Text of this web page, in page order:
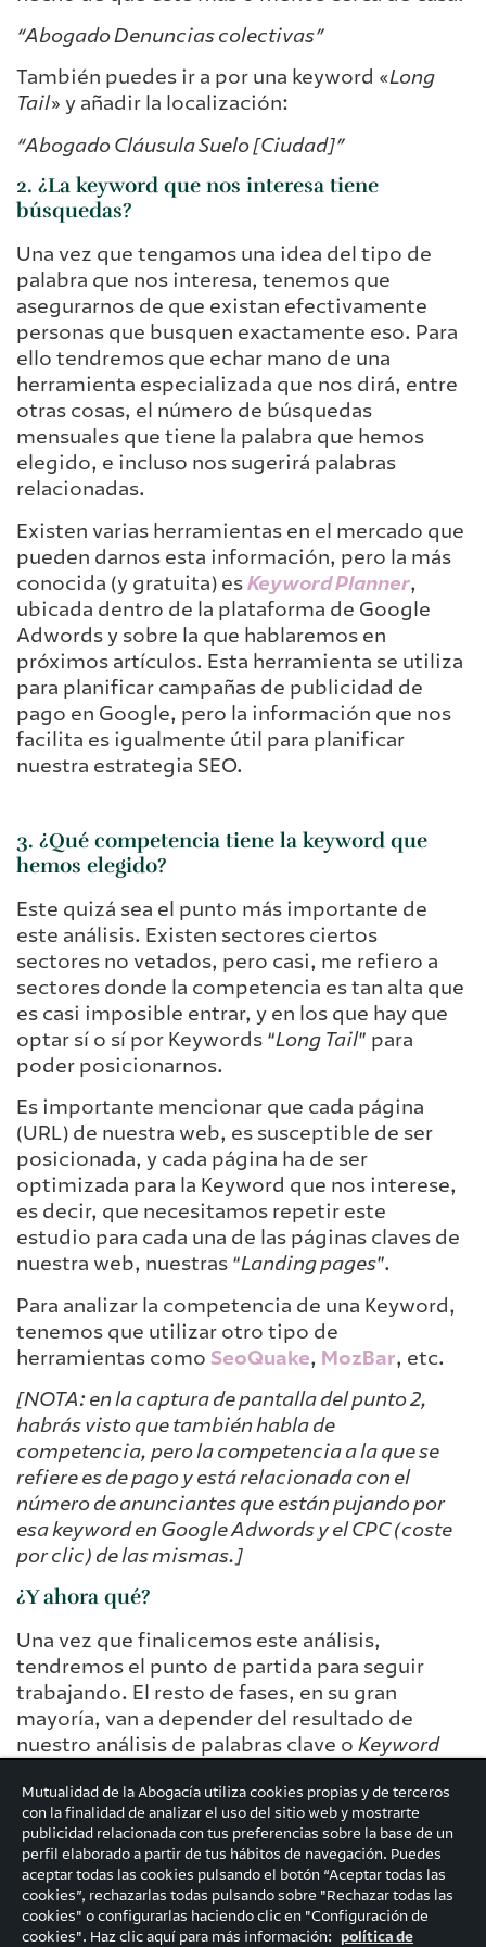
“Abogado Denuncias colectivas”
También puedes ir a por una keyword «Long
Tail» y añadir la localización:
“Abogado Cláusula Suelo [Ciudad]”
2. ¿La keyword que nos interesa tiene
búsquedas?
Una vez que tengamos una idea del tipo de
palabra que nos interesa, tenemos que
asegurarnos de que existan efectivamente
personas que busquen exactamente eso. Para
ello tendremos que echar mano de una
herramienta especializada que nos dirá, entre
otras cosas, el número de búsquedas
mensuales que tiene la palabra que hemos
elegido, e incluso nos sugerirá palabras
relacionadas.
Existen varias herramientas en el mercado que
pueden darnos esta información, pero la más
conocida (y gratuita) esKeyword Planner,
ubicada dentro de la plataforma de Google
Adwords y sobre la que hablaremos en
próximos artículos. Esta herramienta se utiliza
para planificar campañas de publicidad de
pago en Google, pero la información que nos
facilita es igualmente útil para planificar
nuestra estrategia SEO.
3. ¿Qué competencia tiene la keyword que
hemos elegido?
Este quizá sea el punto más importante de
este análisis. Existen sectores ciertos
sectores no vetados, pero casi, me refiero a
sectores donde la competencia es tan alta que
es casi imposible entrar, y en los que hay que
optar sí o sí por Keywords “Long Tail” para
poder posicionarnos.
Es importante mencionar que cada página
(URL) de nuestra web, es susceptible de ser
posicionada, y cada página ha de ser
optimizada para la Keyword que nos interese,
es decir, que necesitamos repetir este
estudio para cada una de las páginas claves de
nuestra web, nuestras “Landing pages”.
Para analizar la competencia de una Keyword,
tenemos que utilizar otro tipo de
herramientas como SeoQuake, MozBar, etc.
[NOTA: en la captura de pantalla del punto 2,
habrás visto que también habla de
competencia, pero la competencia a la que se
refiere es de pago y está relacionada con el
número de anunciantes que están pujando por
esa keyword en Google Adwords y el CPC (coste
por clic) de las mismas.]
¿Y ahora qué?
Una vez que finalicemos este análisis,
tendremos el punto de partida para seguir
trabajando. El resto de fases, en su gran
mayoría, van a depender del resultado de
nuestro análisis de palabras clave o Keyword
estrategia SEO serán, a grandes rasgos:
Auditoria de Indexabilidad: para
comprobar que nuestra web es “visible”
para Google.
“SEO on page”: optimizar nuestra web en
Mutualidad de la Abogacía utiliza cookies propias y de terceros
con la finalidad de analizar el uso del sitio web y mostrarte
publicidad relacionada con tus preferencias sobre la base de un
perfil elaborado a partir de tus hábitos de navegación. Puedes
aceptar todas las cookies pulsando el botón “Aceptar todas las
cookies”, rechazarlas todas pulsando sobre "Rechazar todas las
cookies" o configurarlas haciendo clic en "Configuración de
cookies". Haz clic aquí para más información: política de